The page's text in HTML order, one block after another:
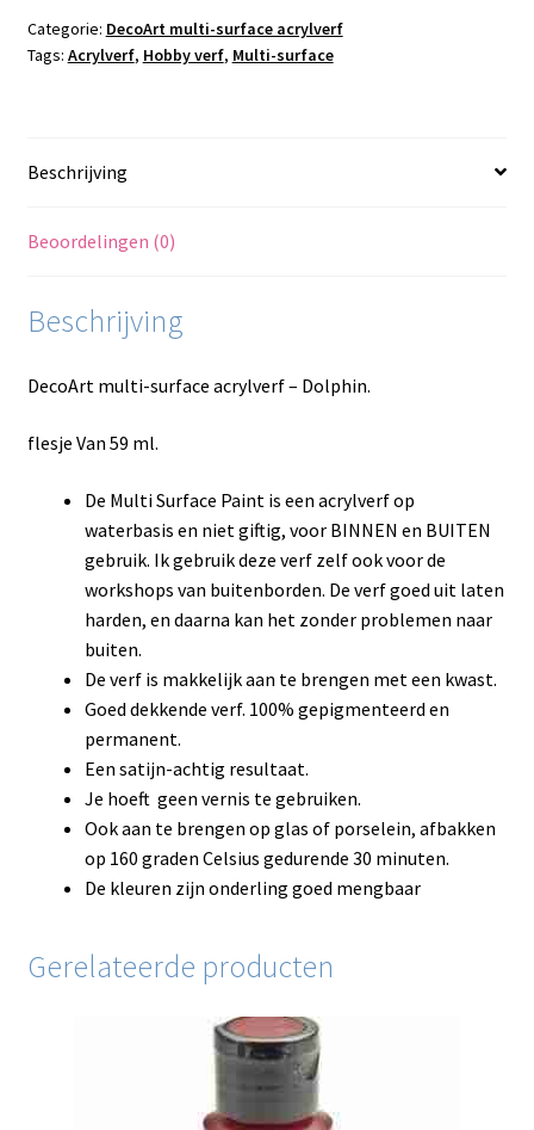
Dolphin
aantal
Categorie: DecoArt multi-surface acrylverf
Tags: Acrylverf, Hobby verf, Multi-surface
Beschrijving
Beoordelingen (0)
Beschrijving
DecoArt multi-surface acrylverf – Dolphin.
flesje Van 59 ml.
De Multi Surface Paint is een acrylverf op
waterbasis en niet giftig, voor BINNEN en BUITEN
gebruik. Ik gebruik deze verf zelf ook voor de
workshops van buitenborden. De verf goed uit laten
harden, en daarna kan het zonder problemen naar
buiten.
De verf is makkelijk aan te brengen met een kwast.
Goed dekkende verf. 100% gepigmenteerd en
permanent.
Een satijn-achtig resultaat.
Je hoeft geen vernis te gebruiken.
Ook aan te brengen op glas of porselein, afbakken
op 160 graden Celsius gedurende 30 minuten.
De kleuren zijn onderling goed mengbaar
Gerelateerde producten